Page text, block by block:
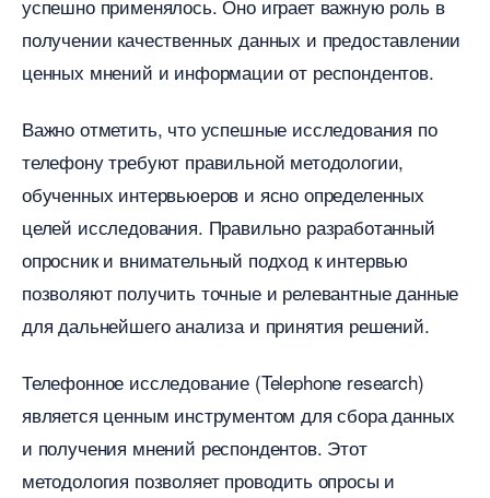
успешно применялось.​ Оно играет важную роль
получении качественных данных и предоставлении
ценных мнений и информации от респондентов.​
ажно отметить, что успешные исследования по
телефону требуют правильной методологии,
обученных интервьюеров и ясно определенных
целей исследования.​ Правильно разработанный
опросник и внимательный подход к интервью
позволяют получить точные и релевантные данные
для дальнейшего анализа и принятия решений.​
Телефонное исследование (Telephone research)
является ценным инструментом для сбора данных
и получения мнений респондентов.​ Этот
методология позволяет проводить опросы и